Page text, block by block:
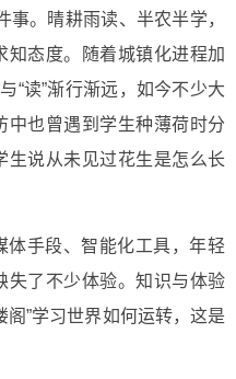
事。晴耕雨读、半农半学，
知态度。随着城镇化进程加
“读”渐行渐远，如今不少大
中也曾遇到学生种薄荷时分
生说从未见过花生是怎么长
体手段、智能化工具，年轻
失了不少体验。知识与体验
阁”学习世界如何运转，这是